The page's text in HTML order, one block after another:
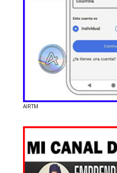
AIRTM